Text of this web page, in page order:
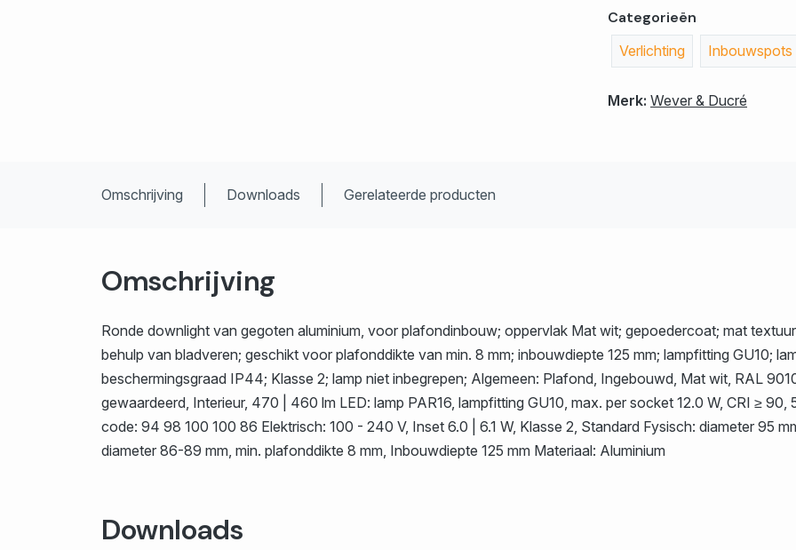
Categorieën
Verlichting Inbouwspots
Merk: Wever & Ducré
Omschrijving Downloads Gerelateerde producten
Omschrijving
Ronde downlight van gegoten aluminium, voor plafondinbouw; oppervlak Mat wit; gepoedercoat; mat
behulp van bladveren; geschikt voor plafonddikte van min. 8 mm; inbouwdiepte 125 mm; lampfitting GU10;
beschermingsgraad IP44; Klasse 2; lamp niet inbegrepen; Algemeen: Plafond, Ingebouwd, Mat wit, RAL
gewaardeerd, Interieur, 470 | 460 lm LED: lamp PAR16, lampfitting GU10, max. per socket 12.0 W, CRI ≥
code: 94 98 100 100 86 Elektrisch: 100 - 240 V, Inset 6.0 | 6.1 W, Klasse 2, Standard Fysisch: diameter 95
diameter 86-89 mm, min. plafonddikte 8 mm, Inbouwdiepte 125 mm Materiaal: Aluminium
Downloads